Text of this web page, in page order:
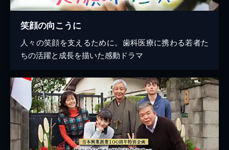
笑顔の向こうに
人々の笑顔を支えるために。歯科医療に携わる若者た
ちの活躍と成長を描いた感動ドラマ